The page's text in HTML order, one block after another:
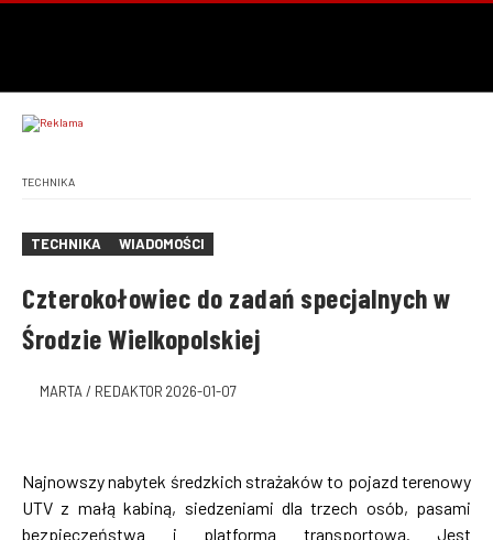
TECHNIKA
TECHNIKA WIADOMOŚCI
Czterokołowiec do zadań specjalnych w
Środzie Wielkopolskiej
MARTA / REDAKTOR 2026-01-07
Najnowszy nabytek średzkich strażaków to pojazd terenowy
UTV z małą kabiną, siedzeniami dla trzech osób, pasami
bezpieczeństwa i platformą transportową. Jest